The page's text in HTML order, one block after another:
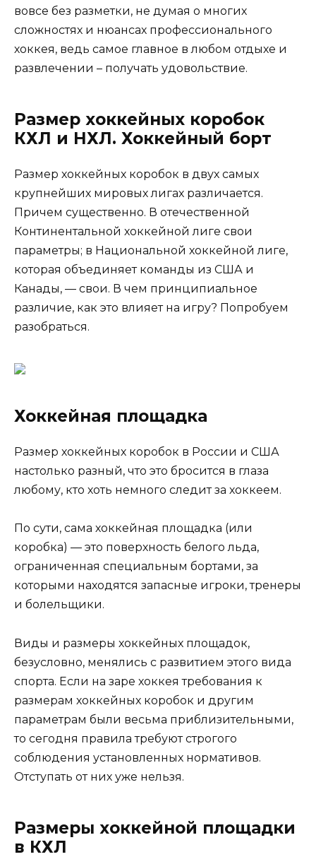
вовсе без разметки, не думая о многих
сложностях и нюансах профессионального
хоккея, ведь самое главное в любом отдыхе и
развлечении – получать удовольствие.
Размер хоккейных коробок
КХЛ и НХЛ. Хоккейный борт
Размер хоккейных коробок в двух самых
крупнейших мировых лигах различается.
Причем существенно. В отечественной
Континентальной хоккейной лиге свои
параметры; в Национальной хоккейной лиге,
которая объединяет команды из США и
Канады, — свои. В чем принципиальное
различие, как это влияет на игру? Попробуем
разобраться.
Хоккейная площадка
Размер хоккейных коробок в России и США
настолько разный, что это бросится в глаза
любому, кто хоть немного следит за хоккеем.
По сути, сама хоккейная площадка (или
коробка) — это поверхность белого льда,
ограниченная специальным бортами, за
которыми находятся запасные игроки, тренеры
и болельщики.
Виды и размеры хоккейных площадок,
безусловно, менялись с развитием этого вида
спорта. Если на заре хоккея требования к
размерам хоккейных коробок и другим
параметрам были весьма приблизительными,
то сегодня правила требуют строгого
соблюдения установленных нормативов.
Отступать от них уже нельзя.
Размеры хоккейной площадки
в КХЛ